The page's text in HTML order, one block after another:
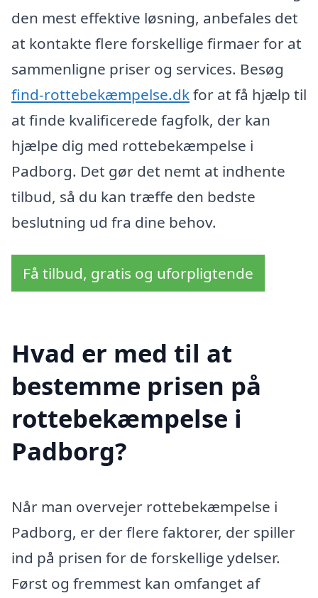
den mest effektive løsning, anbefales det
at kontakte flere forskellige firmaer for at
sammenligne priser og services. Besøg
find-rottebekæmpelse.dkfor at få hjælp til
at finde kvalificerede fagfolk, der kan
hjælpe dig med rottebekæmpelse i
Padborg. Det gør det nemt at indhente
tilbud, så du kan træffe den bedste
beslutning ud fra dine behov.
Få tilbud, gratis og uforpligtende
Hvad er med til at
bestemme prisen på
rottebekæmpelse i
Padborg?
Når man overvejer rottebekæmpelse i
Padborg, er der flere faktorer, der spiller
ind på prisen for de forskellige ydelser.
Først og fremmest kan omfanget af